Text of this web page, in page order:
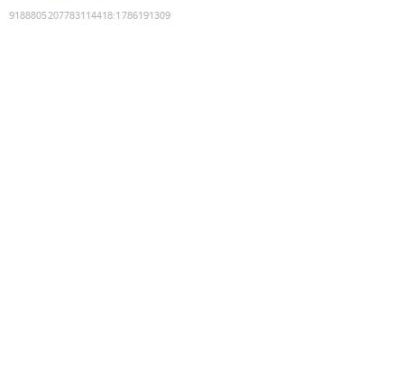
9188805207783114418:1786191309